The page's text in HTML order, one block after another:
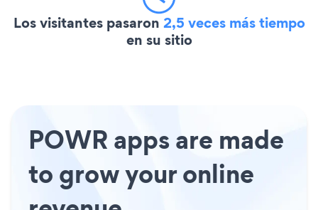
Los visitantes pasaron 2,5 veces más tiempo
en su sitio
POWR apps are made
to grow your online